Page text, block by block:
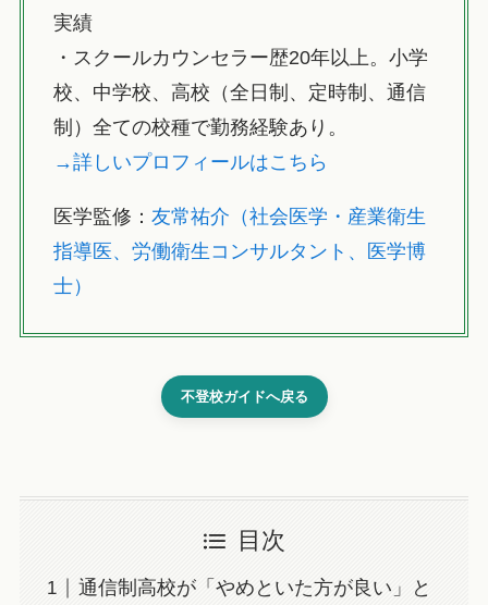
実績
・スクールカウンセラー歴20年以上。小学
校、中学校、高校（全日制、定時制、通信
制）全ての校種で勤務経験あり。
→詳しいプロフィールはこちら
医学監修： 友常祐介（社会医学・産業衛生
指導医、労働衛生コンサルタント、医学博
士）
不登校ガイドへ戻る
目次
通信制高校が「やめといた方が良い」と